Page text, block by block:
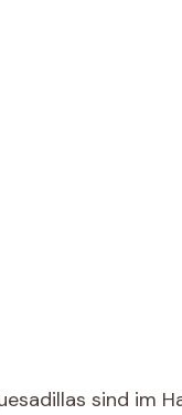
sind im